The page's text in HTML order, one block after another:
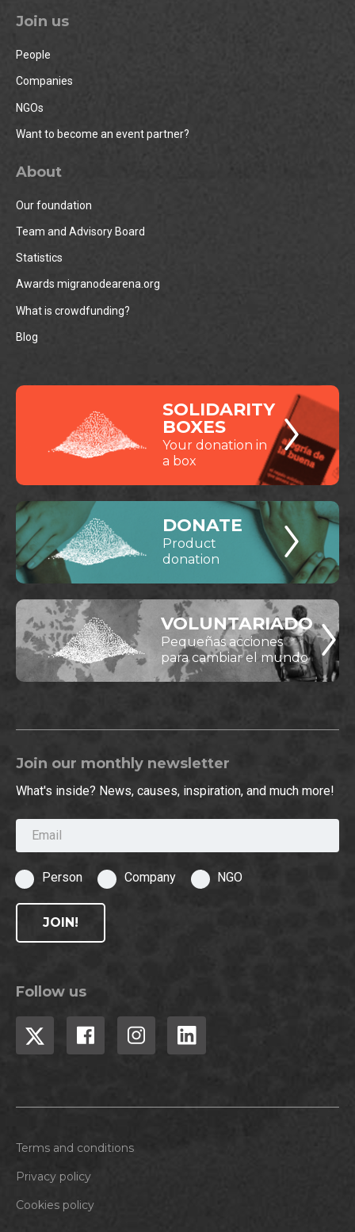
Join us
People
Companies
NGOs
Want to become an event partner?
About
Our foundation
Team and Advisory Board
Statistics
Awards migranodearena.org
What is crowdfunding?
Blog
SOLIDARITY
BOXES
Your donation in
a box
DONATE
Product
donation
VOLUNTARIADO
Pequeñas acciones
para cambiar el mundo
Join our monthly newsletter
What's inside? News, causes, inspiration, and much more!
Email
Person Company NGO
JOIN!
Follow us
Terms and conditions
Privacy policy
Cookies policy